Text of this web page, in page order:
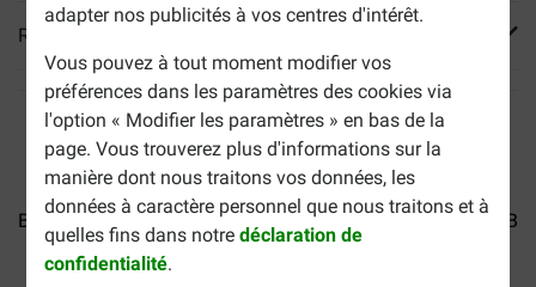
adapter nos publicités à vos centres d'intérêt.
Vous pouvez à tout moment modifier vos
préférences dans les paramètres des cookies via
l'option « Modifier les paramètres » en bas de la
page. Vous trouverez plus d'informations sur la
manière dont nous traitons vos données, les
données à caractère personnel que nous traitons et à
quelles fins dans notredéclaration de
confidentialité.
Reviews
Brekz Snacks - Saucisse... Brekz Snacks - Spaghetti...